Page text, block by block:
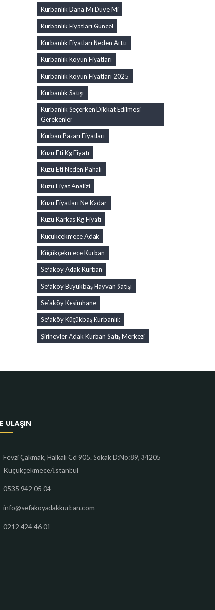
Kurbanlık Dana Mı Düve Mi
Kurbanlık Fiyatları Güncel
Kurbanlık Fiyatları Neden Arttı
Kurbanlık Koyun Fiyatları
Kurbanlık Koyun Fiyatları 2025
Kurbanlık Satışı
Kurbanlık Seçerken Dikkat Edilmesi
Gerekenler
Kurban Pazarı Fiyatları
Kuzu Eti Kg Fiyatı
Kuzu Eti Neden Pahalı
Kuzu Fiyat Analizi
Kuzu Fiyatları Ne Kadar
Kuzu Karkas Kg Fiyatı
Küçükçekmece Adak
Küçükçekmece Kurban
Sefakoy Adak Kurban
Sefaköy Büyükbaş Hayvan Satışı
Sefaköy Kesimhane
Sefaköy Küçükbaş Kurbanlık
Şirinevler Adak Kurban Satış Merkezi
ULAŞIN
Fevzi Çakmak, Halkalı Cd 905. Sokak D:No:89, 34205
Küçükçekmece/İstanbul
0535 942 05 04
info@sefakoyadakkurban.com
0212 424 46 01